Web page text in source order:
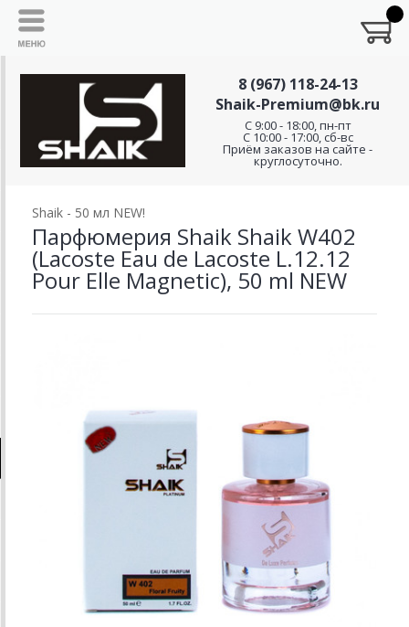
8 (967) 118-24-13
Shaik-Premium@bk.ru
C 9:00 - 18:00, пн-пт
С 10:00 - 17:00, сб-вс
Приём заказов на сайте -
круглосуточно.
Shaik - 50 мл NEW!
Парфюмерия Shaik Shaik W402
(Lacoste Eau de Lacoste L.12.12
Pour Elle Magnetic), 50 ml NEW